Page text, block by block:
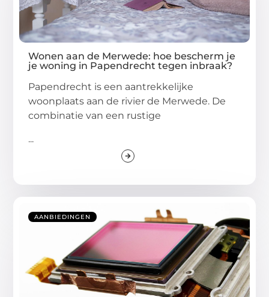
Wonen aan de Merwede: hoe bescherm je
je woning in Papendrecht tegen inbraak?
Papendrecht is een aantrekkelijke
woonplaats aan de rivier de Merwede. De
combinatie van een rustige
...
AANBIEDINGEN